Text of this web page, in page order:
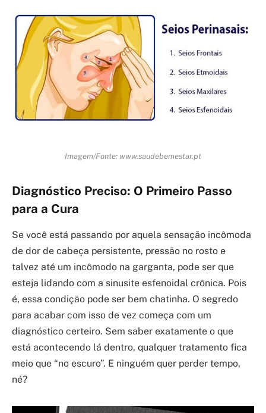
Imagem/Fonte: www.saudebemestar.pt
Diagnóstico Preciso: O Primeiro Passo
para a Cura
Se você está passando por aquela sensação incômoda
de dor de cabeça persistente, pressão no rosto e
talvez até um incômodo na garganta, pode ser que
esteja lidando com a sinusite esfenoidal crônica. Pois
é, essa condição pode ser bem chatinha. O segredo
para acabar com isso de vez começa com um
diagnóstico certeiro. Sem saber exatamente o que
está acontecendo lá dentro, qualquer tratamento fica
meio que “no escuro”. E ninguém quer perder tempo,
né?